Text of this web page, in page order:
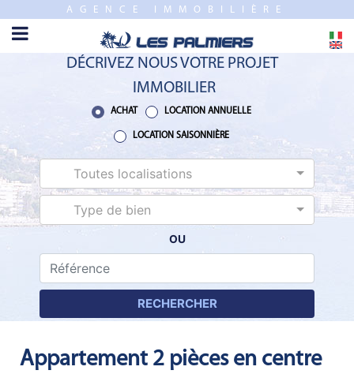
AGENCE IMMOBILIÈRE
ACCUEIL
ESTIMATION
LOCATION
LOCATION
ACTUALITÉS
DÉCRIVEZ NOUS VOTRE PROJET
IMMOBILIER
ACHAT LOCATION ANNUELLE
LOCATION SAISONNIÈRE
Toutes localisations
Type de bien
OU
RECHERCHER
Appartement 2 pièces en centre